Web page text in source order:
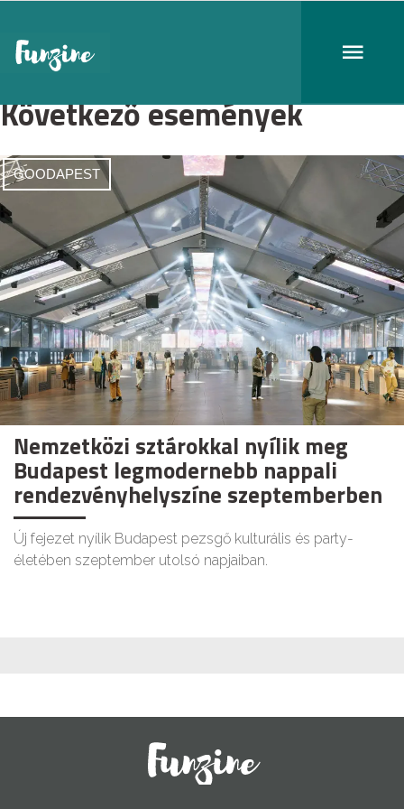
Következő események
GOODAPEST
Nemzetközi sztárokkal nyílik meg
Budapest legmodernebb nappali
rendezvényhelyszíne szeptemberben
Új fejezet nyílik Budapest pezsgő kulturális és party-
életében szeptember utolsó napjaiban.